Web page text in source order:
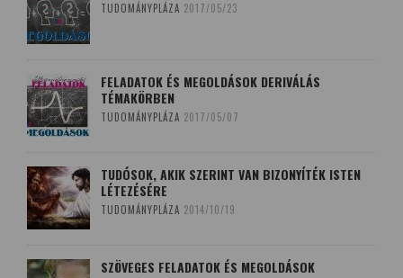
TUDOMÁNYPLÁZA 2017/05/23
FELADATOK ÉS MEGOLDÁSOK DERIVÁLÁS
TÉMAKÖRBEN
TUDOMÁNYPLÁZA 2017/05/07
TUDÓSOK, AKIK SZERINT VAN BIZONYÍTÉK ISTEN
LÉTEZÉSÉRE
TUDOMÁNYPLÁZA 2014/10/19
SZÖVEGES FELADATOK ÉS MEGOLDÁSOK